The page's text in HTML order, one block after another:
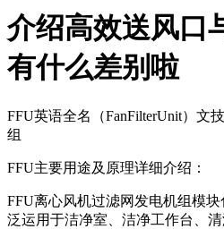
介绍高效送风口
有什么差别啦
FFU英语全名（FanFilterUnit）文
组
FFU主要用途及原理详细介绍：
FFU离心风机过滤网发电机组模
泛运用于洁净室、洁净工作台、